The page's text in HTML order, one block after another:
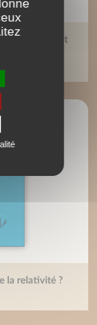
ou effet
la relativité ?